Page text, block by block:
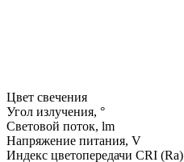
Цвет свечения
Угол излучения, °
Световой поток, lm
Напряжение питания, V
Индекс цветопередачи CRI (Ra)